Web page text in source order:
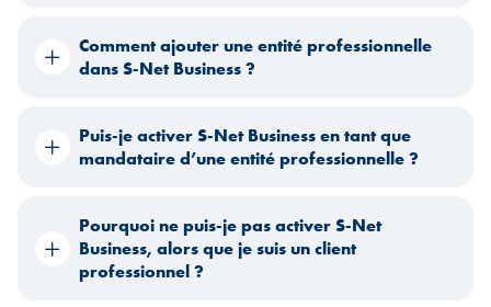
Comment ajouter une entité professionnelle
dans S-Net Business ?
Puis-je activer S-Net Business en tant que
mandataire d’une entité professionnelle ?
Pourquoi ne puis-je pas activer S-Net
Business, alors que je suis un client
professionnel ?